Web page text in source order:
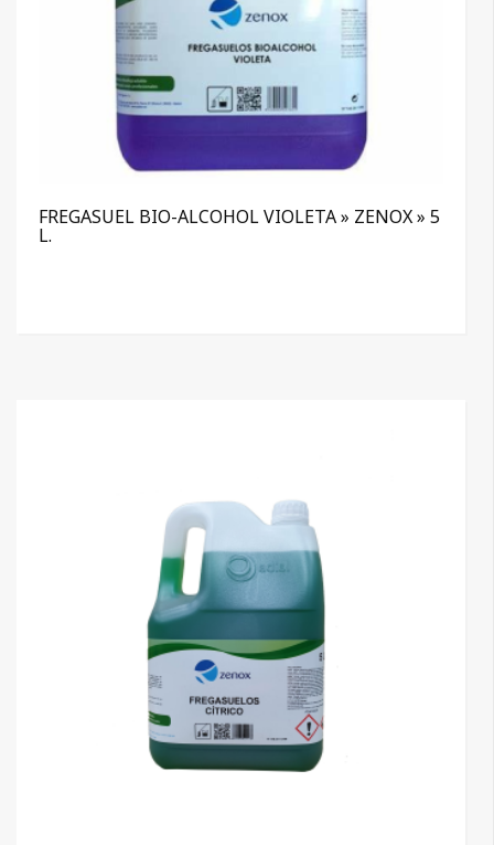
FREGASUEL BIO-ALCOHOL VIOLETA » ZENOX » 5
L.